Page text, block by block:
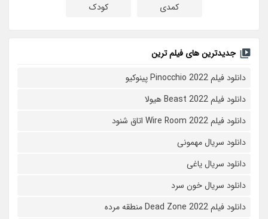
کمدی
کودک
جدیدترین های فیلم ترین
دانلود فیلم Pinocchio 2022 پینوکیو
دانلود فیلم Beast 2022 هیولا
دانلود فیلم Wire Room 2022 اتاق شنود
دانلود سریال مهمونی
دانلود سریال یاغی
دانلود سریال خون سرد
دانلود فیلم 2022 Dead Zone منطقه مرده